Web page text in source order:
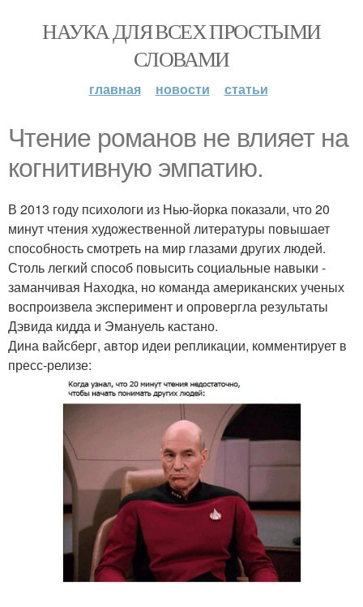
НАУКА ДЛЯ ВСЕХ ПРОСТЫМИ
СЛОВАМИ
главная новости статьи
Чтение романов не влияет на
когнитивную эмпатию.
В 2013 году психологи из Нью-йорка показали, что 20
минут чтения художественной литературы повышает
способность смотреть на мир глазами других людей.
Столь легкий способ повысить социальные навыки -
заманчивая Находка, но команда американских ученых
воспроизвела эксперимент и опровергла результаты
Дэвида кидда и Эмануель кастано.
Дина вайсберг, автор идеи репликации, комментирует в
пресс-релизе: